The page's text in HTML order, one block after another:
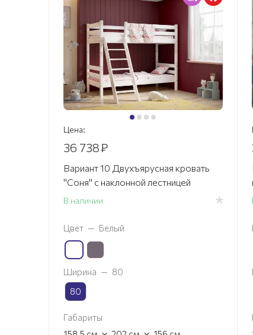
Цена:
36 738₽
Вариант 10 Двухъярусная кровать
"Соня" с наклонной лестницей
В наличии
Цвет — Белый
Ширина — 80
80
Габариты